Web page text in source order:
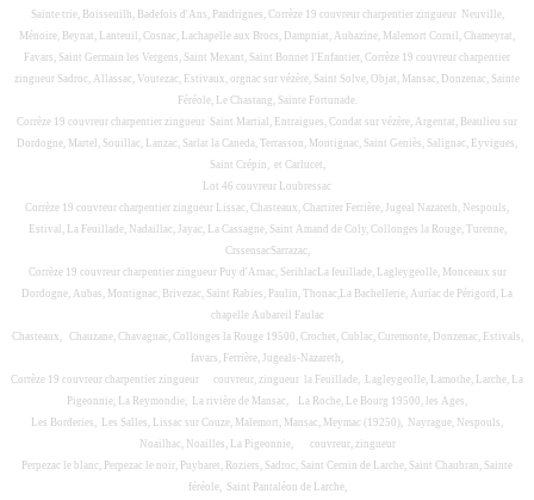
Sainte trie, Boisseuilh, Badefois d'Ans, Pandrignes, Corrèze 19 couvreur charpentier zingueur Neuville,
Ménoire, Beynat, Lanteuil, Cosnac, Lachapelle aux Brocs, Dampniat, Aubazine, Malemort Cornil, Chameyrat,
Favars, Saint Germain les Vergens, Saint Mexant, Saint Bonnet l'Enfantier, Corrèze 19 couvreur charpentier
zingueur Sadroc, Allassac, Voutezac, Estivaux, orgnac sur vézère, Saint Solve, Objat, Mansac, Donzenac, Sainte
Féréole, Le Chastang, Sainte Fortunade.
Corrèze 19 couvreur charpentier zingueur Saint Martial, Entraigues, Condat sur vézère, Argentat, Beaulieu sur
Dordogne, Martel, Souillac, Lanzac, Sarlat la Caneda, Terrasson, Montignac, Saint Geniès, Salignac, Eyvigues,
Saint Crépin, et Carlucet,
Lot 46 couvreur Loubressac
Corrèze 19 couvreur charpentier zingueur Lissac, Chasteaux, Chartirer Ferrière, Jugeal Nazareth, Nespouls,
Estival, La Feuillade, Nadaillac, Jayac, La Cassagne, Saint Amand de Coly, Collonges la Rouge, Turenne,
CrssensacSarrazac,
Corrèze 19 couvreur charpentier zingueur Puy d'Arnac, SerihlacLa feuillade, Lagleygeolle, Monceaux sur
Dordogne, Aubas, Montignac, Brivezac, Saint Rabies, Paulin, Thonac,La Bachellerie, Auriac de Périgord, La
chapelle Aubareil Faulac
Chasteaux, Chauzane, Chavagnac, Collonges la Rouge 19500, Crochet, Cublac, Curemonte, Donzenac, Estivals,
favars, Ferrière, Jugeals-Nazareth,
Corrèze 19 couvreur charpentier zingueur
couvreur, zingueur la Feuillade, Lagleygeolle, Lamothe, Larche, La
Pigeonnie, La Reymondie, La rivière de Mansac, La Roche, Le Bourg 19500, les Ages,
Les Borderies, Les Salles, Lissac sur Couze, Malemort, Mansac, Meymac (19250), Nayrague, Nespouls,
Noailhac, Noailles, La Pigeonnie,
couvreur, zingueur
Perpezac le blanc, Perpezac le noir, Puybaret, Roziers, Sadroc, Saint Cernin de Larche, Saint Chaubran, Sainte
féréole, Saint Pantaléon de Larche,